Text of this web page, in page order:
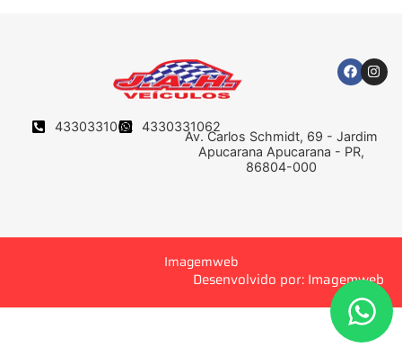
4330331062 4330331062
Av. Carlos Schmidt, 69 - Jardim
Apucarana Apucarana - PR,
86804-000
Imagemweb
Desenvolvido por: Imagemweb